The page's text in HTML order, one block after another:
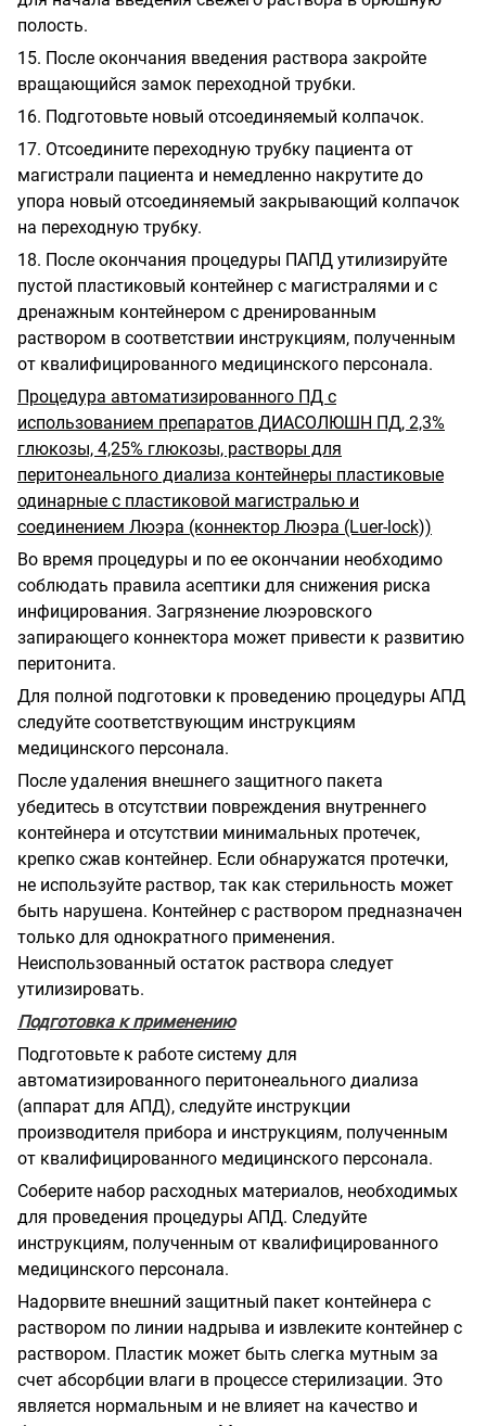
полость.
15. После окончания введения раствора закройте
вращающийся замок переходной трубки.
16. Подготовьте новый отсоединяемый колпачок.
17. Отсоедините переходную трубку пациента от
магистрали пациента и немедленно накрутите до
упора новый отсоединяемый закрывающий колпачок
на переходную трубку.
18. После окончания процедуры ПАПД утилизируйте
пустой пластиковый контейнер с магистралями и с
дренажным контейнером с дренированным
раствором в соответствии инструкциям, полученным
от квалифицированного медицинского персонала.
Процедура автоматизированного ПД с
использованием препаратов ДИАСОЛЮШН ПД, 2,3%
глюкозы, 4,25% глюкозы, растворы для
перитонеального диализа контейнеры пластиковые
одинарные с пластиковой магистралью и
соединением Люэра (коннектор Люэра (Luer-lock))
Во время процедуры и по ее окончании необходимо
соблюдать правила асептики для снижения риска
инфицирования. Загрязнение люэровского
запирающего коннектора может привести к развитию
перитонита.
Для полной подготовки к проведению процедуры АПД
следуйте соответствующим инструкциям
медицинского персонала.
После удаления внешнего защитного пакета
убедитесь в отсутствии повреждения внутреннего
контейнера и отсутствии минимальных протечек,
крепко сжав контейнер. Если обнаружатся протечки,
не используйте раствор, так как стерильность может
быть нарушена. Контейнер с раствором предназначен
только для однократного применения.
Неиспользованный остаток раствора следует
утилизировать.
Подготовка к применению
Подготовьте к работе систему для
автоматизированного перитонеального диализа
(аппарат для АПД), следуйте инструкции
производителя прибора и инструкциям, полученным
от квалифицированного медицинского персонала.
Соберите набор расходных материалов, необходимых
для проведения процедуры АПД. Следуйте
инструкциям, полученным от квалифицированного
медицинского персонала.
Надорвите внешний защитный пакет контейнера с
раствором по линии надрыва и извлеките контейнер с
раствором. Пластик может быть слегка мутным за
счет абсорбции влаги в процессе стерилизации. Это
является нормальным и не влияет на качество и